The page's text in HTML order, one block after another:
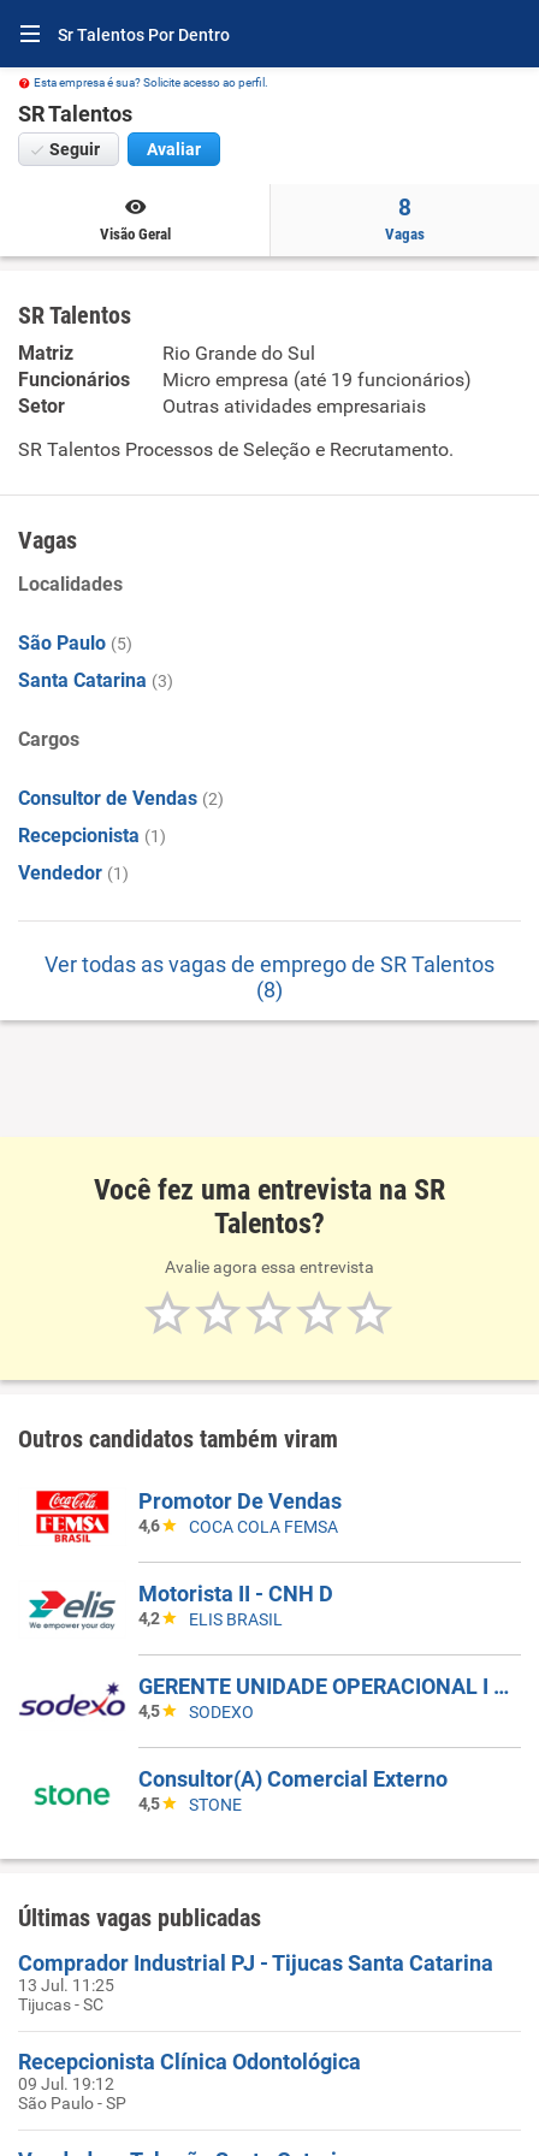
Sr Talentos Por Dentro
Esta empresa é sua? Solicite acesso ao perfil.
SR Talentos
Seguir Avaliar
Visão Geral
8
Vagas
SR Talentos
Matriz
Rio Grande do Sul
Funcionários
Micro empresa (até 19 funcionários)
Setor
Outras atividades empresariais
SR Talentos Processos de Seleção e Recrutamento.
Vagas
Localidades
São Paulo (5)
Santa Catarina (3)
Cargos
Consultor de Vendas (2)
Recepcionista (1)
Vendedor (1)
Ver todas as vagas de emprego de SR Talentos
(8)
Você fez uma entrevista na SR
Talentos?
Avalie agora essa entrevista
Outros candidatos também viram
Promotor De Vendas
4,6 COCA COLA FEMSA
Motorista II - CNH D
4,2 ELIS BRASIL
GERENTE UNIDADE OPERACIONAL I - UAN
4,5 SODEXO
Consultor(A) Comercial Externo
4,5 STONE
Últimas vagas publicadas
Comprador Industrial PJ - Tijucas Santa Catarina
13 Jul. 11:25
Tijucas - SC
Recepcionista Clínica Odontológica
09 Jul. 19:12
São Paulo - SP